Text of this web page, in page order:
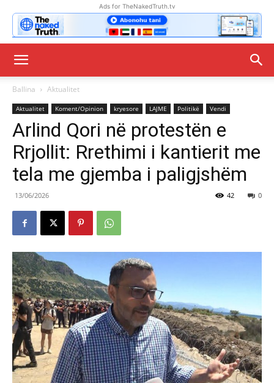
Ads for TheNakedTruth.tv
Ballina Aktualitet
Aktualitet Koment/Opinion kryesore LAJME Politikë Vendi
Arlind Qori në protestën e
Rrjollit: Rrethimi i kantierit me
tela me gjemba i paligjshëm
13/06/2026 0
42